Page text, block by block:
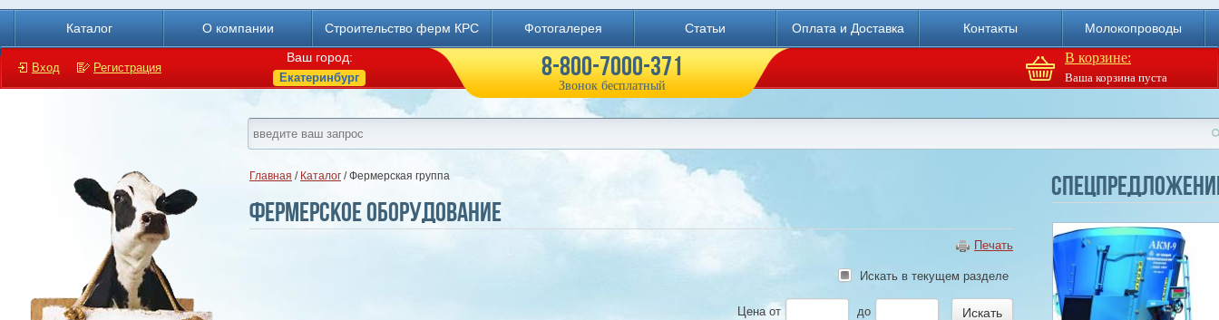
Каталог О компании Строительство ферм КРС Фотогалерея Статьи Оплата и Доставка Контакты Молокопроводы
Вход Регистрация
Ваш город:
Екатеринбург
В корзине:
Ваша корзина пуста
8-800-7000-371
Звонок бесплатный
Главная / Каталог / Фермерская группа
Фермерское оборудование
Печать
Искать в текущем разделе
Ценаот до